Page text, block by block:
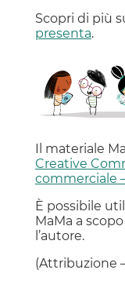
Scopri di più
presenta.
Il materiale
Creative
commerciale
È possibile
MaMa a
l’autore.
(Attribuzione